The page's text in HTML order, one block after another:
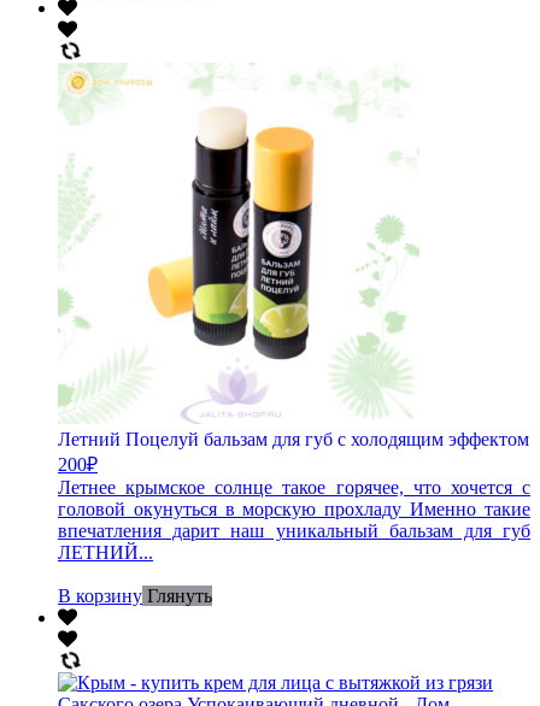
Летний Поцелуй бальзам для губ с холодящим эффектом
200₽
Летнее крымское солнце такое горячее, что хочется с
головой окунуться в морскую прохладу Именно такие
впечатления дарит наш уникальный бальзам для губ
ЛЕТНИЙ...
В корзину Глянуть